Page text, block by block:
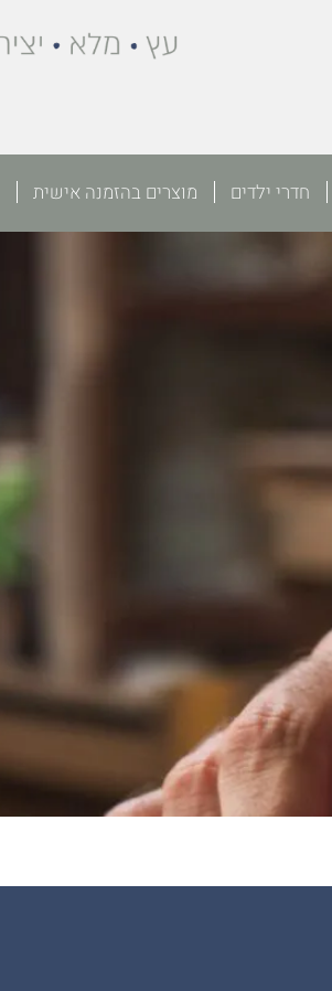
חדרי ילדים מוצרים בהזמנה אישית